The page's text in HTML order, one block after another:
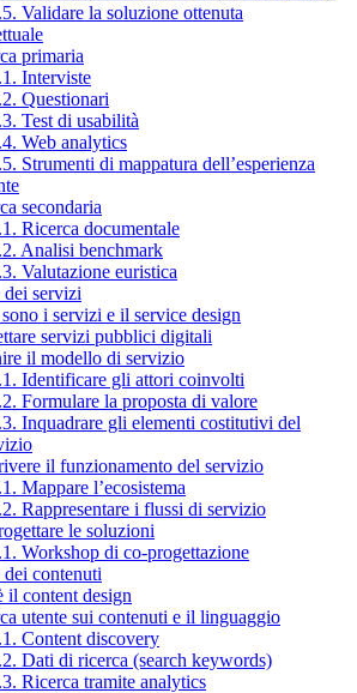
Validare la soluzione ottenuta
primaria
Interviste
Questionari
Test di usabilità
Web analytics
Strumenti di mappatura dell’esperienza
secondaria
Ricerca documentale
Analisi benchmark
Valutazione euristica
dei servizi
i servizi e il service design
servizi pubblici digitali
il modello di servizio
Identificare gli attori coinvolti
Formulare la proposta di valore
Inquadrare gli elementi costitutivi del
il funzionamento del servizio
Mappare l’ecosistema
Rappresentare i flussi di servizio
le soluzioni
Workshop di co-progettazione
contenuti
il content design
utente sui contenuti e il linguaggio
Content discovery
Dati di ricerca (search keywords)
Ricerca tramite analytics